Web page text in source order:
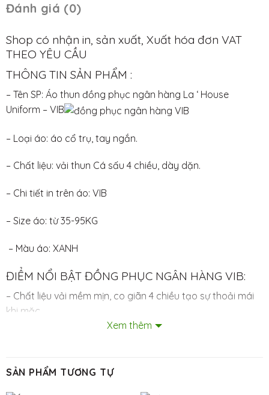
Đánh giá (0)
Shop có nhận in, sản xuất, Xuất hóa đơn VAT
THEO YÊU CẦU
THÔNG TIN SẢN PHẨM :
– Tên SP: Áo thun đồng phục ngân hàng La ‘ House
Uniform – VIB
– Loại áo: áo cổ trụ, tay ngắn.
– Chất liệu: vải thun Cá sấu 4 chiều, dày dặn.
– Chi tiết in trên áo: VIB
– Size áo: từ 35-95KG
– Màu áo: XANH
ĐIỂM NỔI BẬT ĐỒNG PHỤC NGÂN HÀNG VIB:
– Chất liệu vải mềm mịn, co giãn 4 chiều tạo sự thoải mái
khi mặc.
– Chi tiết in trên áo sắc nét, không phai màu, không bong
Xem thêm
SẢN PHẨM TƯƠNG TỰ